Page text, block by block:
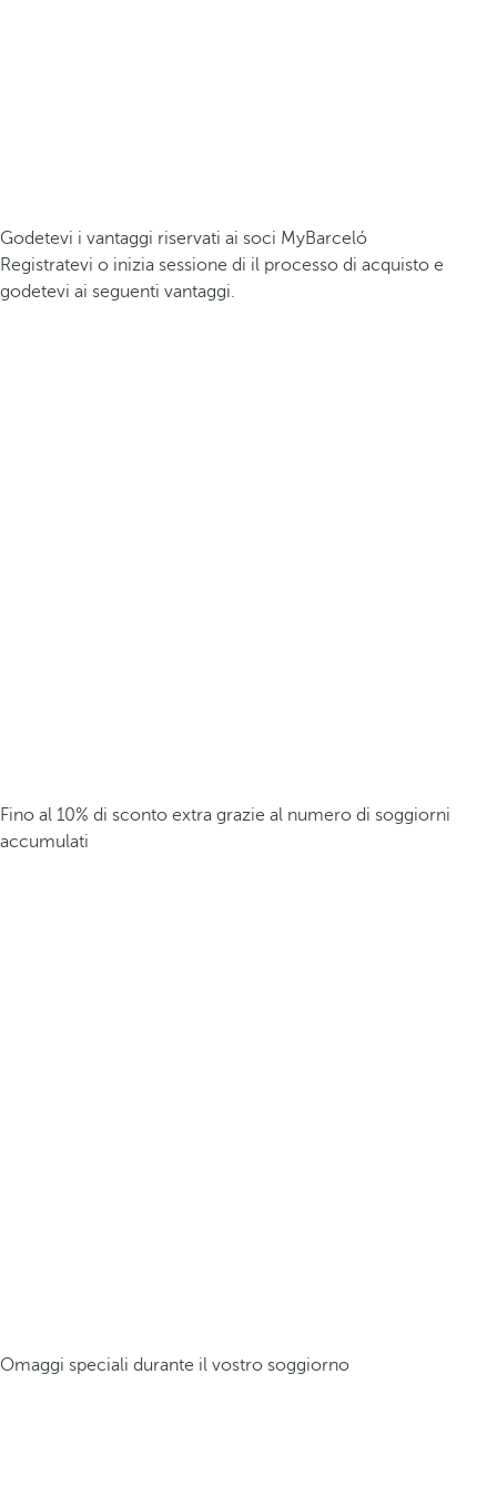
Godetevi i vantaggi riservati ai soci MyBarceló
Registratevi o inizia sessione di il processo di acquisto e
godetevi ai seguenti vantaggi.
Fino al 10% di sconto extra grazie al numero di soggiorni
accumulati
Omaggi speciali durante il vostro soggiorno